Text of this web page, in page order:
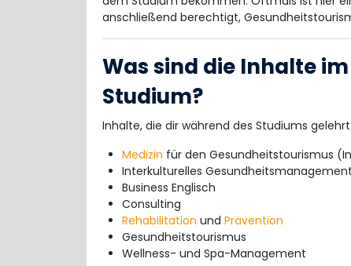
anschließend berechtigt,
Was sind die Inhalte
Studium?
Inhalte, die dir während des Studiums
Medizin für den Gesundheitstourismus
Interkulturelles Gesundheitsmanagement
Business Englisch
Consulting
Rehabilitation und Prävention
Gesundheitstourismus
Wellness- und Spa-Management